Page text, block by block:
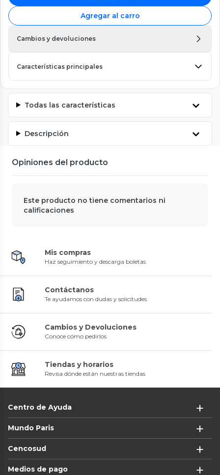
Agregar al carro
Cambios y devoluciones
Características principales
Todas las características
Descripción
Opiniones del producto
Este producto no tiene comentarios ni
calificaciones
Mis compras
Haz seguimiento y descarga boletas
Contáctanos
Te ayudamos con dudas y solicitudes
Cambios y Devoluciones
Conoce cómo pedirlos
Tiendas y horarios
Revisa dónde están nuestras tiendas
Centro de Ayuda
Mundo Paris
Cencosud
Medios de pago